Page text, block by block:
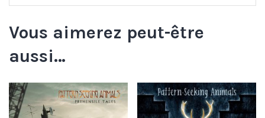
Vous aimerez peut-être
aussi…